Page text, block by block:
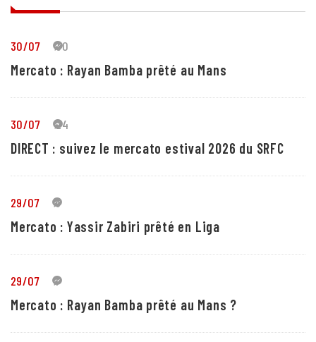
30/07 30
Mercato : Rayan Bamba prêté au Mans
30/07 24
DIRECT : suivez le mercato estival 2026 du SRFC
29/07 5
Mercato : Yassir Zabiri prêté en Liga
29/07 1
Mercato : Rayan Bamba prêté au Mans ?